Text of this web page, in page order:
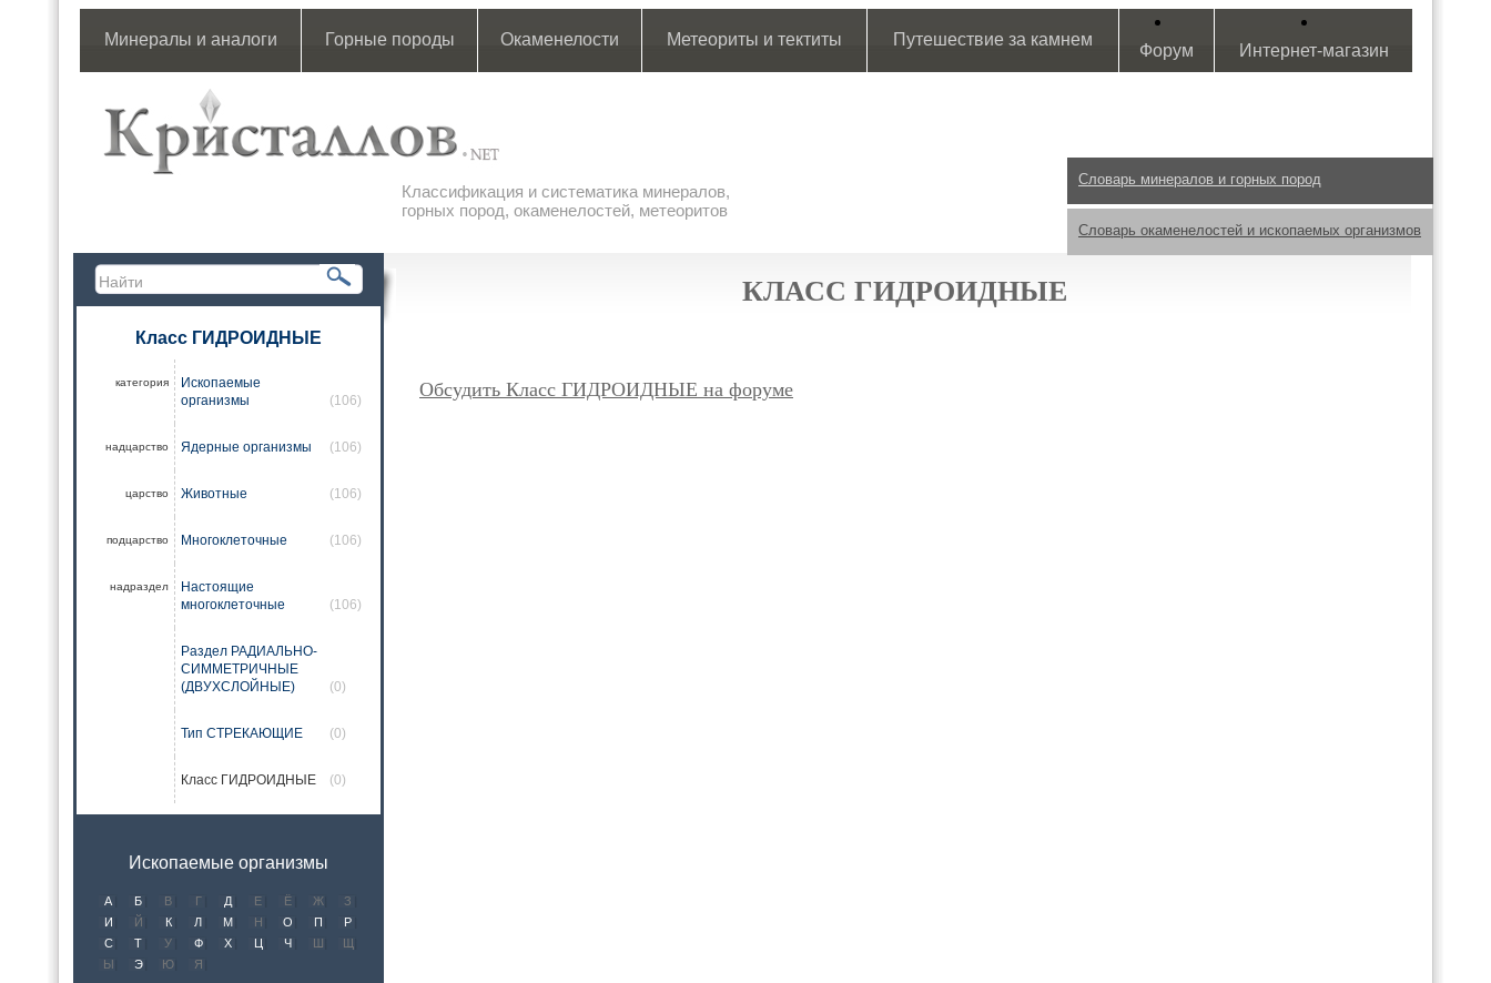
Минералы и аналоги Горные породы Окаменелости Метеориты и тектиты Путешествие за камнем
Форум Интернет-магазин
Классификация и систематика минералов,
горных пород, окаменелостей, метеоритов
Словарь минералов и горных пород
Словарь окаменелостей и ископаемых организмов
Класс ГИДРОИДНЫЕ
категория
Ископаемые
организмы
(106)
надцарство Ядерные организмы (106)
царство Животные (106)
подцарство Многоклеточные (106)
надраздел
Настоящие
многоклеточные
(106)
Раздел РАДИАЛЬНО-
СИММЕТРИЧНЫЕ
(ДВУХСЛОЙНЫЕ)
(0)
Тип СТРЕКАЮЩИЕ (0)
Класс ГИДРОИДНЫЕ (0)
Ископаемые организмы
А Б В Г Д Е Ё Ж
З
И
Й К Л М Н О П
Р
С
Т У Ф Х Ц Ч Ш
Щ
Ы
Э Ю Я
КЛАСС ГИДРОИДНЫЕ
Обсудить Класс ГИДРОИДНЫЕ на форуме